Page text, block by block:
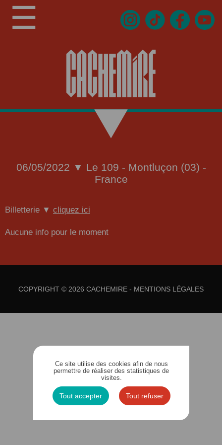
☰
06/05/2022 ▼ Le 109 - Montluçon (03) -
France
Billetterie ▼ cliquez ici
Aucune info pour le moment
COPYRIGHT © 2026 CACHEMIRE - MENTIONS LÉGALES
Ce site utilise des cookies afin de nous
permettre de réaliser des statistiques de
visites.
Tout accepter Tout refuser